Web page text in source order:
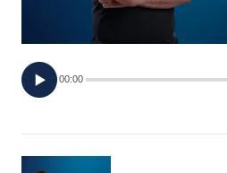
PRINCIPATO
DI
MONACO
CONSIGLIA
00:00